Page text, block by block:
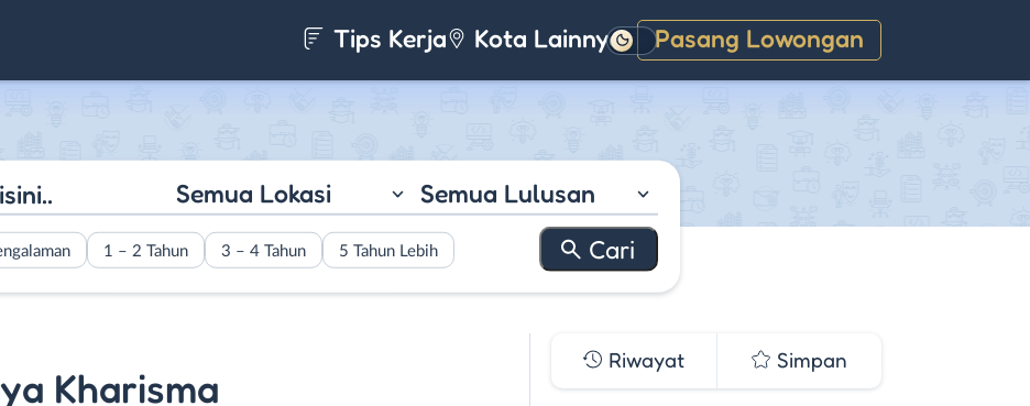
Tips Kerja Kota Lainnya Pasang Lowongan
Gelap
Semua Lokasi Semua Lulusan
1 – 2 Tahun 3 – 4 Tahun 5 Tahun Lebih
Kharisma
Riwayat Simpan